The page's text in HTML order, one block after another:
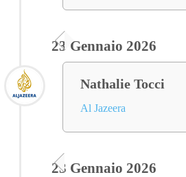
23 Gennaio 2026
Nathalie Tocci
Al Jazeera
23 Gennaio 2026